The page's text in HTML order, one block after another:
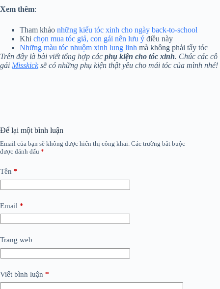
Xem thêm:
Tham khảo những kiểu tóc xinh cho ngày back-to-school
Khi chọn mua tóc giả, con gái nên lưu ý điều này
Những màu tóc nhuộm xinh lung linh mà không phải tẩy tóc
Trên đây là bài viết tổng hợp các phụ kiện cho tóc xinh. Chúc các cô
gái Misskicksẽ có những phụ kiện thật yêu cho mái tóc của mình nhé!
Để lại một bình luận
Email của bạn sẽ không được hiển thị công khai. Các trường bắt buộc
được đánh dấu *
Tên *
Email *
Trang web
Viết bình luận *